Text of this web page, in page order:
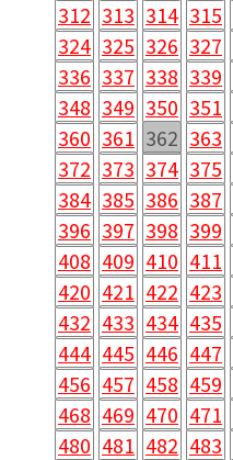
312 313 314 315
324 325 326 327
336 337 338 339
348 349 350 351
360 361 362 363
372 373 374 375
384 385 386 387
396 397 398 399
408 409 410 411
420 421 422 423
432 433 434 435
444 445 446 447
456 457 458 459
468 469 470 471
480 481 482 483